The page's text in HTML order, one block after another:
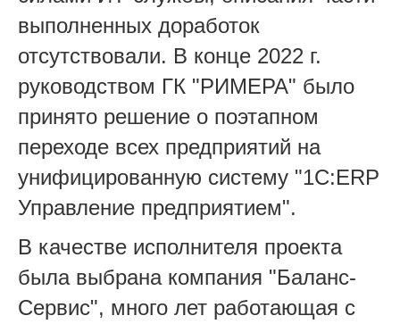
выполненных доработок
отсутствовали. В конце 2022 г.
руководством ГК "РИМЕРА" было
принято решение о поэтапном
переходе всех предприятий на
унифицированную систему "1С:ERP
Управление предприятием".
В качестве исполнителя проекта
была выбрана компания "Баланс-
Сервис", много лет работающая с